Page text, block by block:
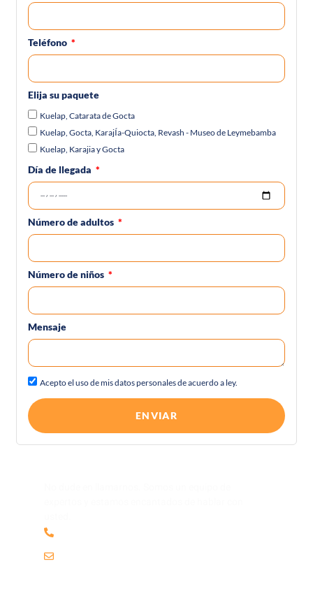
Teléfono
Elija su paquete
Kuelap, Catarata de Gocta
Kuelap, Gocta, KarajÍa-Quiocta, Revash - Museo de Leymebamba
Kuelap, Karajia y Gocta
Día de llegada
Número de adultos
Número de niños
Mensaje
Acepto el uso de mis datos personales de acuerdo a ley.
ENVIAR